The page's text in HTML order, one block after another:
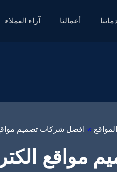
أعمالنا آراء العملاء
» افضل شركات تصميم مواقع